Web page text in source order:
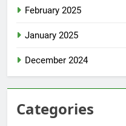
February 2025
January 2025
December 2024
Categories